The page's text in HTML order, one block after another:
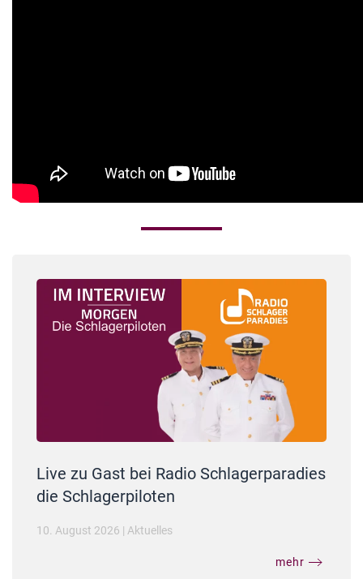
Live zu Gast bei Radio Schlagerparadies
die Schlagerpiloten
10. August 2026 | Aktuelles
mehr